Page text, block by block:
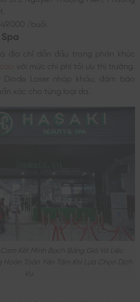
/buổi
địa chỉ dẫn đầu trong phân khúc
với mức chi phí tối ưu thị trường.
Diode Laser nhập khẩu, đảm bảo
xác cho từng loại da.
Kết Minh Bạch Bảng Giá Và Liệu
Hoàn Toàn Yên Tâm Khi Lựa Chọn Dịch
Vụ